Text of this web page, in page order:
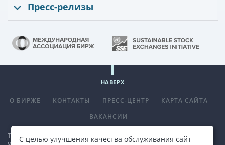
Пресс-релизы
О БИРЖЕ КОНТАКТЫ ПРЕСС-ЦЕНТР
КАРТА САЙТА
ВАКАНСИИ
Телефон +375 (17) 390 14 70
. E-mail:
office@bcse.by .
НАВЕРХ
С целью улучшения качества обслуживания сайт